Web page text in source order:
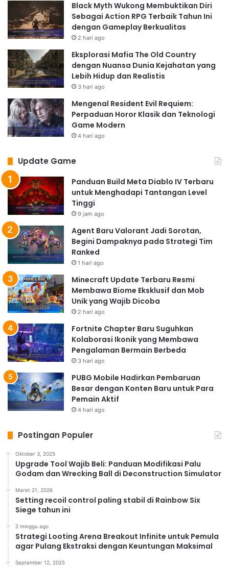
Black Myth Wukong Membuktikan Diri
Sebagai Action RPG Terbaik Tahun Ini
dengan Gameplay Berkualitas
2 hari ago
Eksplorasi Mafia The Old Country
dengan Nuansa Dunia Kejahatan yang
Lebih Hidup dan Realistis
3 hari ago
Mengenal Resident Evil Requiem:
Perpaduan Horor Klasik dan Teknologi
Game Modern
4 hari ago
Update Game
Panduan Build Meta Diablo IV Terbaru
untuk Menghadapi Tantangan Level
Tinggi
9 jam ago
Agent Baru Valorant Jadi Sorotan,
Begini Dampaknya pada Strategi Tim
Ranked
1 hari ago
Minecraft Update Terbaru Resmi
Membawa Biome Eksklusif dan Mob
Unik yang Wajib Dicoba
2 hari ago
Fortnite Chapter Baru Suguhkan
Kolaborasi Ikonik yang Membawa
Pengalaman Bermain Berbeda
3 hari ago
PUBG Mobile Hadirkan Pembaruan
Besar dengan Konten Baru untuk Para
Pemain Aktif
4 hari ago
Postingan Populer
Oktober 3, 2025
Upgrade Tool Wajib Beli: Panduan Modifikasi Palu
Godam dan Wrecking Ball di Deconstruction Simulator
Maret 21, 2026
Setting recoil control paling stabil di Rainbow Six
Siege tahun ini
2 minggu ago
Strategi Looting Arena Breakout Infinite untuk Pemula
agar Pulang Ekstraksi dengan Keuntungan Maksimal
September 12, 2025